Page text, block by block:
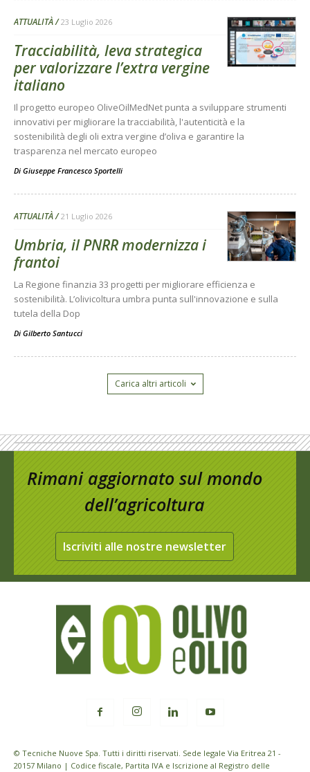
ATTUALITÀ 23 Luglio 2026
Tracciabilità, leva strategica
per valorizzare l’extra vergine
italiano
Il progetto europeo OliveOilMedNet punta a sviluppare strumenti
innovativi per migliorare la tracciabilità, l'autenticità e la
sostenibilità degli oli extra vergine d’oliva e garantire la
trasparenza nel mercato europeo
Di Giuseppe Francesco Sportelli
ATTUALITÀ 21 Luglio 2026
Umbria, il PNRR modernizza i
frantoi
La Regione finanzia 33 progetti per migliorare efficienza e
sostenibilità. L’olivicoltura umbra punta sull'innovazione e sulla
tutela della Dop
Di Gilberto Santucci
Carica altri articoli
Rimani aggiornato sul mondo
dell’agricoltura
Iscriviti alle nostre newsletter
© Tecniche Nuove Spa. Tutti i diritti riservati. Sede legale Via Eritrea 21 -
20157 Milano | Codice fiscale, Partita IVA e Iscrizione al Registro delle